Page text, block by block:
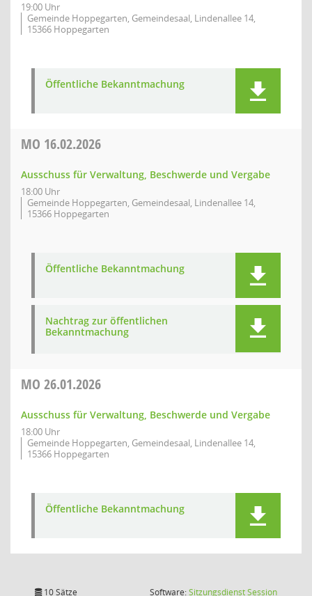
19:00 Uhr
Gemeinde Hoppegarten, Gemeindesaal, Lindenallee 14,
15366 Hoppegarten
Öffentliche Bekanntmachung
MO 16.02.2026
Ausschuss für Verwaltung, Beschwerde und Vergabe
18:00 Uhr
Gemeinde Hoppegarten, Gemeindesaal, Lindenallee 14,
15366 Hoppegarten
Öffentliche Bekanntmachung
Nachtrag zur öffentlichen
Bekanntmachung
MO 26.01.2026
Ausschuss für Verwaltung, Beschwerde und Vergabe
18:00 Uhr
Gemeinde Hoppegarten, Gemeindesaal, Lindenallee 14,
15366 Hoppegarten
Öffentliche Bekanntmachung
10 Sätze Software:SitzungsdienstSession(Wird in